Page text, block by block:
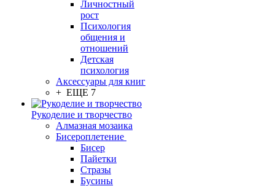
Личностный
рост
Психология
общения и
отношений
Детская
психология
Аксессуары для книг
+ ЕЩЕ 7
Рукоделие и творчество
Алмазная мозаика
Бисероплетение
Бисер
Пайетки
Стразы
Бусины